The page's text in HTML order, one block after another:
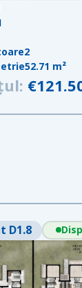
D1.8
2
52.71 m²